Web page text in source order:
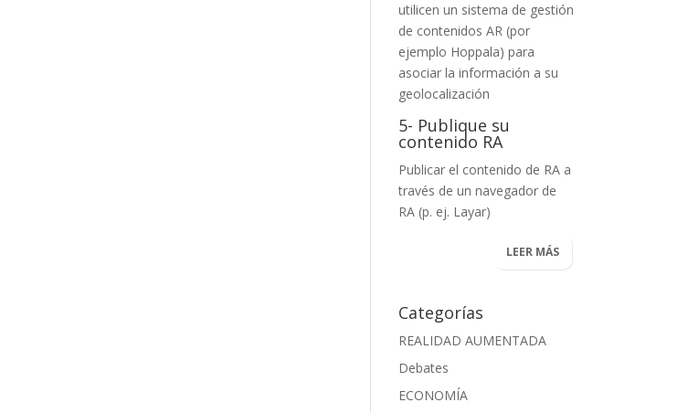
utilicen un sistema de gestión
de contenidos AR (por
ejemplo Hoppala) para
asociar la información a su
geolocalización
5- Publique su
contenido RA
Publicar el contenido de RA a
través de un navegador de
RA (p. ej. Layar)
LEER MÁS
Categorías
REALIDAD AUMENTADA
Debates
ECONOMÍA